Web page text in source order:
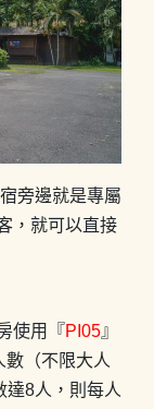
旁邊就是專屬
，就可以直接
使用『PI05』
（不限大人
達8人，則每人